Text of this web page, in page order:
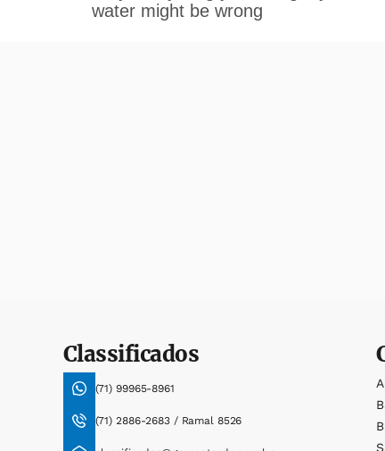
Classificados
(71) 99965-8961
(71) 2886-2683 / Ramal 8526